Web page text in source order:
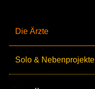
Die Ärzte
Solo & Nebenprojekte